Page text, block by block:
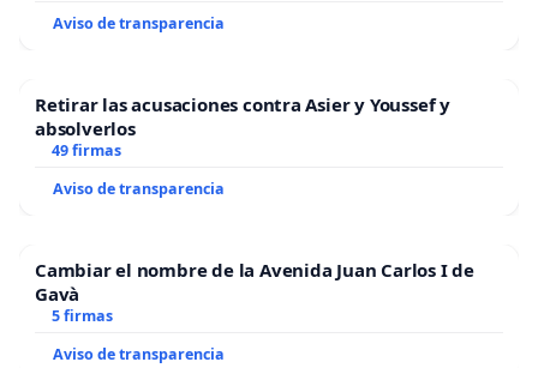
Aviso de transparencia
Retirar las acusaciones contra Asier y Youssef y
absolverlos
49 firmas
Aviso de transparencia
Cambiar el nombre de la Avenida Juan Carlos I de
Gavà
5 firmas
Aviso de transparencia